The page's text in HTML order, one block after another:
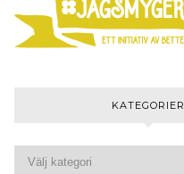
KATEGORIER